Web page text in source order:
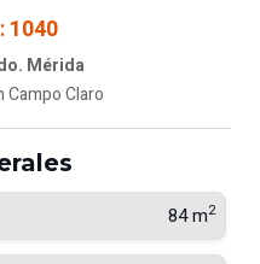
1040
Mérida
Campo Claro
84 m2